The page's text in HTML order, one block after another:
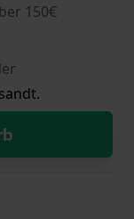
150€